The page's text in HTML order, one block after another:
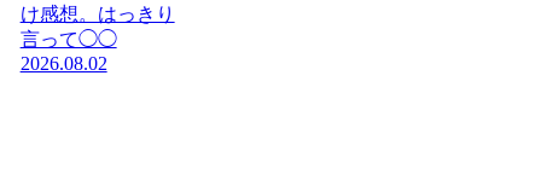
け感想。はっきり
言って◯◯
2026.08.02